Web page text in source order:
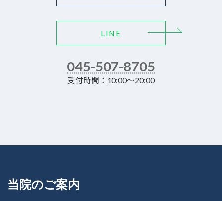
LINE
045-507-8705
受付時間：10:00～20:00
当院のご案内